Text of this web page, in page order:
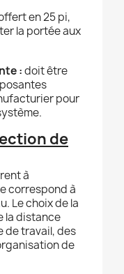
en 25 pi,
la portée aux
:doit être
pour
de
à
correspond à
Le choix de la
la distance
de travail, des
de